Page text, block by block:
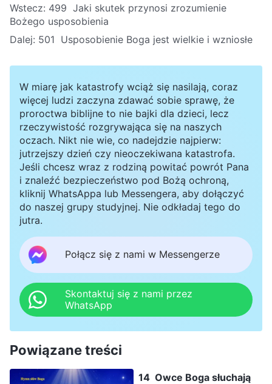
Wstecz: 499 Jaki skutek przynosi zrozumienie
Bożego usposobienia
Dalej: 501 Usposobienie Boga jest wielkie i wzniosłe
W miarę jak katastrofy wciąż się nasilają, coraz
więcej ludzi zaczyna zdawać sobie sprawę, że
proroctwa biblijne to nie bajki dla dzieci, lecz
rzeczywistość rozgrywająca się na naszych
oczach. Nikt nie wie, co nadejdzie najpierw:
jutrzejszy dzień czy nieoczekiwana katastrofa.
Jeśli chcesz wraz z rodziną powitać powrót Pana
i znaleźć bezpieczeństwo pod Bożą ochroną,
kliknij WhatsAppa lub Messengera, aby dołączyć
do naszej grupy studyjnej. Nie odkładaj tego do
jutra.
Połącz się z nami w Messengerze
Skontaktuj się z nami przez
WhatsApp
Powiązane treści
14 Owce Boga słuchają